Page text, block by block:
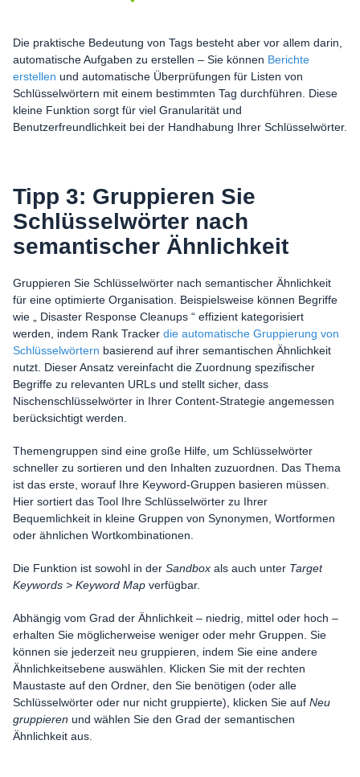
Die praktische Bedeutung von Tags besteht aber vor allem darin,
automatische Aufgaben zu erstellen – Sie können Berichte
erstellen und automatische Überprüfungen für Listen von
Schlüsselwörtern mit einem bestimmten Tag durchführen. Diese
kleine Funktion sorgt für viel Granularität und
Benutzerfreundlichkeit bei der Handhabung Ihrer Schlüsselwörter.
Tipp 3: Gruppieren Sie
Schlüsselwörter nach
semantischer Ähnlichkeit
Gruppieren Sie Schlüsselwörter nach semantischer Ähnlichkeit
für eine optimierte Organisation. Beispielsweise können Begriffe
wie „ Disaster Response Cleanups “ effizient kategorisiert
werden, indem Rank Tracker die automatische Gruppierung von
Schlüsselwörtern basierend auf ihrer semantischen Ähnlichkeit
nutzt. Dieser Ansatz vereinfacht die Zuordnung spezifischer
Begriffe zu relevanten URLs und stellt sicher, dass
Nischenschlüsselwörter in Ihrer Content-Strategie angemessen
berücksichtigt werden.
Themengruppen sind eine große Hilfe, um Schlüsselwörter
schneller zu sortieren und den Inhalten zuzuordnen. Das Thema
ist das erste, worauf Ihre Keyword-Gruppen basieren müssen.
Hier sortiert das Tool Ihre Schlüsselwörter zu Ihrer
Bequemlichkeit in kleine Gruppen von Synonymen, Wortformen
oder ähnlichen Wortkombinationen.
Die Funktion ist sowohl in der Sandbox als auch unter Target
Keywords > Keyword Map verfügbar.
Abhängig vom Grad der Ähnlichkeit – niedrig, mittel oder hoch –
erhalten Sie möglicherweise weniger oder mehr Gruppen. Sie
können sie jederzeit neu gruppieren, indem Sie eine andere
Ähnlichkeitsebene auswählen. Klicken Sie mit der rechten
Maustaste auf den Ordner, den Sie benötigen (oder alle
Schlüsselwörter oder nur nicht gruppierte), klicken Sie auf Neu
gruppieren und wählen Sie den Grad der semantischen
Ähnlichkeit aus.